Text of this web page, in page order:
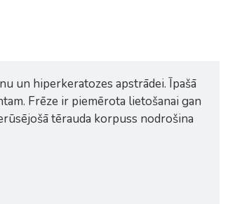
un hiperkeratozes apstrādei. Īpašā
Frēze ir piemērota lietošanai gan
tērauda korpuss nodrošina